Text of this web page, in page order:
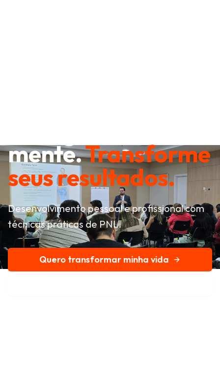
mente.Transforme
seus resultados.
Desenvolvimento pessoal e profissional com
técnicas práticas de PNL.
Quero transformar minha vida